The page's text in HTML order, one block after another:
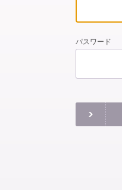
パスワード